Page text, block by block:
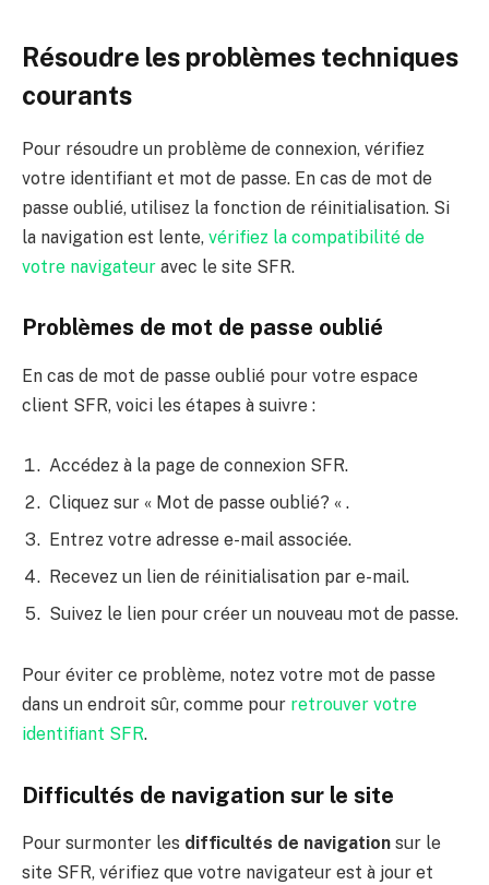
Résoudre les problèmes techniques
courants
Pour résoudre un problème de connexion, vérifiez
votre identifiant et mot de passe. En cas de mot de
passe oublié, utilisez la fonction de réinitialisation. Si
la navigation est lente, vérifiez la compatibilité de
votre navigateur avec le site SFR.
Problèmes de mot de passe oublié
En cas de mot de passe oublié pour votre espace
client SFR, voici les étapes à suivre :
Accédez à la page de connexion SFR.
Cliquez sur « Mot de passe oublié? « .
Entrez votre adresse e-mail associée.
Recevez un lien de réinitialisation par e-mail.
Suivez le lien pour créer un nouveau mot de passe.
Pour éviter ce problème, notez votre mot de passe
dans un endroit sûr, comme pour retrouver votre
identifiant SFR.
Difficultés de navigation sur le site
Pour surmonter les difficultés de navigation sur le
site SFR, vérifiez que votre navigateur est à jour et